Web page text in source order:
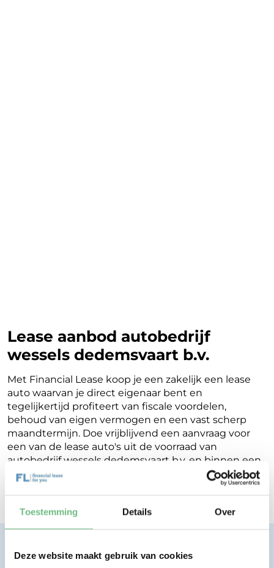
Toestemming Details Over
Deze website maakt gebruik van cookies
Lease aanbod autobedrijf
wessels dedemsvaart b.v.
Met Financial Lease koop je een zakelijk een lease
auto waarvan je direct eigenaar bent en
tegelijkertijd profiteert van fiscale voordelen,
behoud van eigen vermogen en een vast scherp
maandtermijn. Doe vrijblijvend een aanvraag voor
een van de lease auto's uit de voorraad van
autobedrijf wessels dedemsvaart b.v. en binnen een
werkdag ontvang je terugkoppeling op de
mogelijkheden voor jouw Financial Lease.
Financial lease zonder zorgen.
Eenvoudig, transparant, vertrouwd.